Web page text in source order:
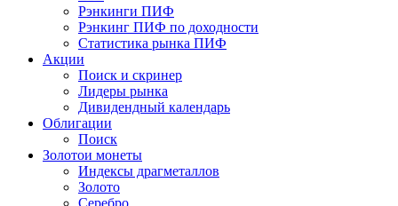
Рэнкинги ПИФ
Рэнкинг ПИФ по доходности
Статистика рынка ПИФ
Акции
Поиск и скринер
Лидеры рынка
Дивидендный календарь
Облигации
Поиск
Золотои монеты
Индексы драгметаллов
Золото
Серебро